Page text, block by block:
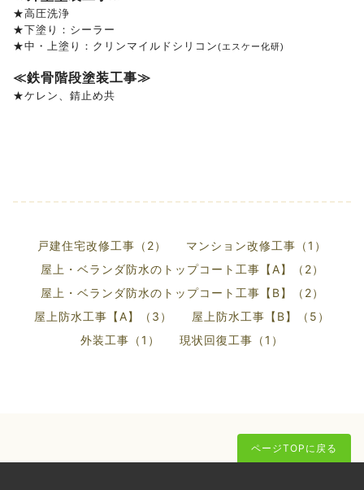
★高圧洗浄
★下塗り：シーラー
★中・上塗り：クリンマイルドシリコン(エスケー化研)
≪鉄骨階段塗装工事≫
★ケレン、錆止め共
戸建住宅改修工事（2）
マンション改修工事（1）
屋上・ベランダ防水のトップコート工事【A】（2）
屋上・ベランダ防水のトップコート工事【B】（2）
屋上防水工事【A】（3）
屋上防水工事【B】（5）
外装工事（1）
現状回復工事（1）
ページTOPに戻る